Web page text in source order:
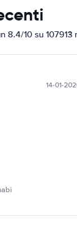
8.4/10 su 107913
14-01-